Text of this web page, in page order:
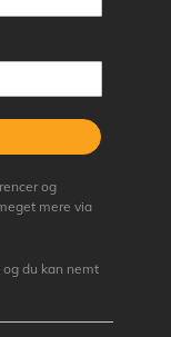
og
mere via
du kan nemt